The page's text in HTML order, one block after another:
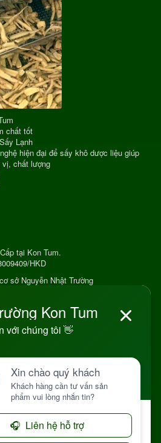
chất tốt
Lạnh
hiện đại để sấy khô dược liệu giúp
vị, chất lượng
tại Kon Tum.
HKD
sở Nguyễn Nhật Trường
Cơ: Khu 37 Hộ Xã Măng Đen Tỉnh
TẠI NHẬT BẢN
1379